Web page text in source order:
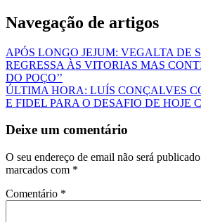
Navegação de artigos
APÓS LONGO JEJUM: VEGALTA DE
REGRESSA ÀS VITORIAS MAS
DO POÇO’’
ÚLTIMA HORA: LUÍS CONÇALVES
E FIDEL PARA O DESAFIO DE HOJE
Deixe um comentário
O seu endereço de email não será
marcados com *
Comentário *